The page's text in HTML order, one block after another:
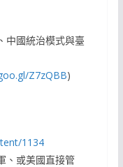
中國統治模式與臺
Z7zQBB)
1134
、或美國直接管